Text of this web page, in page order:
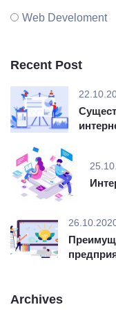
Web Develoment
Recent Post
Archives